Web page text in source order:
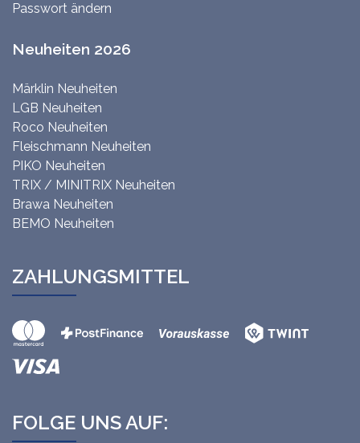
Passwort ändern
Neuheiten 2026
Märklin Neuheiten
LGB Neuheiten
Roco Neuheiten
Fleischmann Neuheiten
PIKO Neuheiten
TRIX / MINITRIX Neuheiten
Brawa Neuheiten
BEMO Neuheiten
ZAHLUNGSMITTEL
FOLGE UNS AUF: